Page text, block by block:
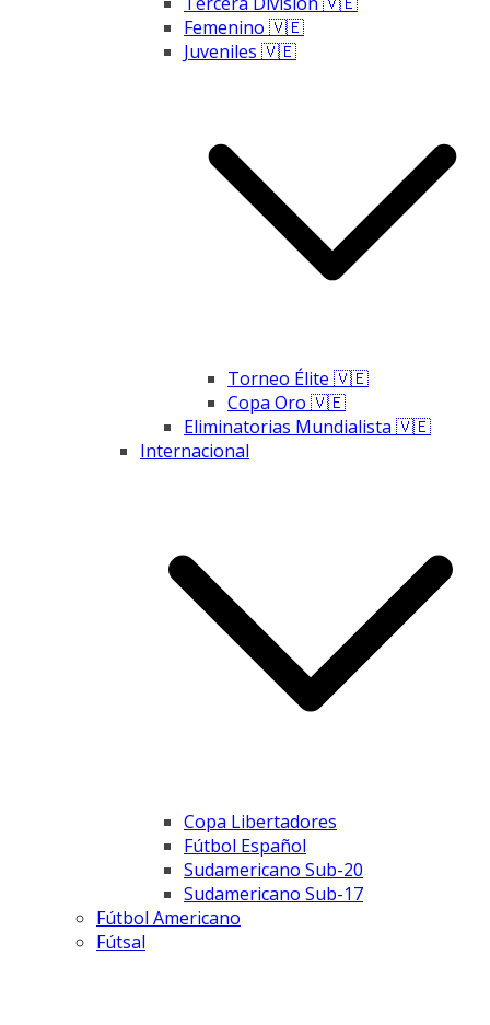
Femenino 🇻🇪
Juveniles 🇻🇪
Torneo Élite 🇻🇪
Copa Oro 🇻🇪
Eliminatorias Mundialista 🇻🇪
Internacional
Copa Libertadores
Fútbol Español
Sudamericano Sub-20
Sudamericano Sub-17
Fútbol Americano
Fútsal